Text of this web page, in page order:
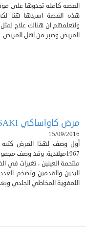
القصه كامله تجدوها على
هذه القصة اسردها هنا
ولتعلمهم ان هنالك علاج
المريض وصبر من اهل المريض.
مرض كاواساكي KAWASAKI
15/09/2016
أول وصف لهذا المرض كتبه
1967ميلادية. وقد وصف
ملتحمة العينين ، تغيرات في
اليدين والقدمين وتضخم
اللمفوية المخاطي الجلدي